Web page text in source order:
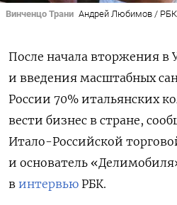
Винченцо Трани Андрей Любимов /
После начала вторжения в
и введения масштабных
России 70% итальянских
вести бизнес в стране,
Итало-Российской
и основатель
в интервью РБК.